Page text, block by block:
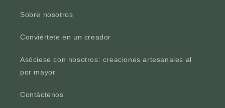
Sobre nosotros
Conviértete en un creador
Asóciese con nosotros: creaciones artesanales al
por mayor
Contáctenos